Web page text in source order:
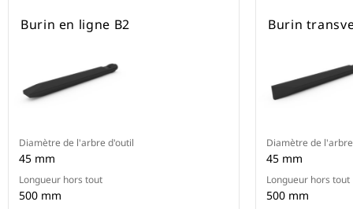
Burin en ligne B2
Diamètre de l'arbre d'outil
45 mm
Longueur hors tout
500 mm
Burin
Diamètre de
45 mm
Longueur hors tout
500 mm